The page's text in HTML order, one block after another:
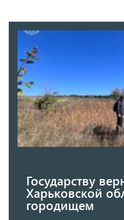
Государству
Харьковской
городищем